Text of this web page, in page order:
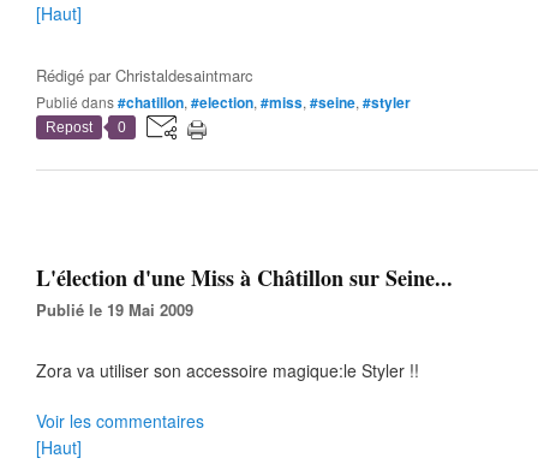
[Haut]
Rédigé parChristaldesaintmarc
Publié dans#chatillon, #election, #miss, #seine, #styler
Repost 0
L'élection d'une Miss à Châtillon sur Seine...
Publié le 19 Mai 2009
Zora va utiliser son accessoire magique:le Styler !!
Voir les commentaires
[Haut]